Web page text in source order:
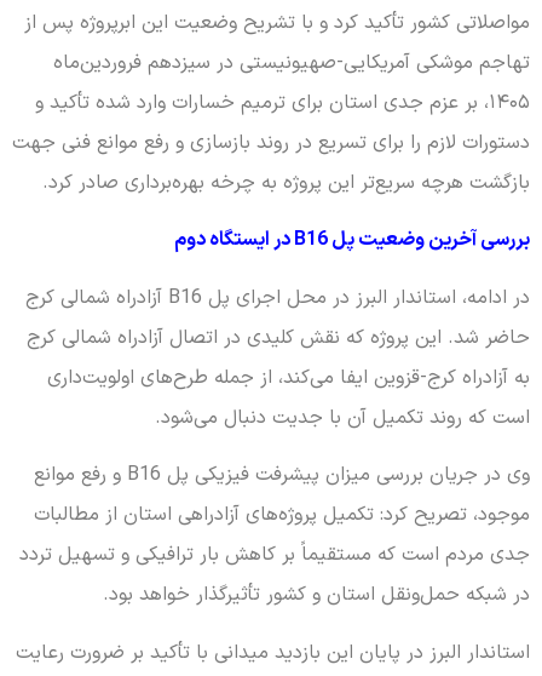
مواصلاتی کشور تأکید کرد و با تشریح وضعیت این ابرپروژه پس از
تهاجم موشکی آمریکایی-صهیونیستی در سیزدهم فروردین‌ماه
۱۴۰۵، بر عزم جدی استان برای ترمیم خسارات وارد شده تأکید و
دستورات لازم را برای تسریع در روند بازسازی و رفع موانع فنی جهت
بازگشت هرچه سریع‌تر این پروژه به چرخه بهره‌برداری صادر کرد.
بررسی آخرین وضعیت پل B16 در ایستگاه دوم
در ادامه، استاندار البرز در محل اجرای پل B16 آزادراه شمالی کرج
حاضر شد. این پروژه که نقش کلیدی در اتصال آزادراه شمالی کرج
به آزادراه کرج-قزوین ایفا می‌کند، از جمله طرح‌های اولویت‌داری
است که روند تکمیل آن با جدیت دنبال می‌شود.
وی در جریان بررسی میزان پیشرفت فیزیکی پل B16 و رفع موانع
موجود، تصریح کرد: تکمیل پروژه‌های آزادراهی استان از مطالبات
جدی مردم است که مستقیماً بر کاهش بار ترافیکی و تسهیل تردد
در شبکه حمل‌ونقل استان و کشور تأثیرگذار خواهد بود.
استاندار البرز در پایان این بازدید میدانی با تأکید بر ضرورت رعایت